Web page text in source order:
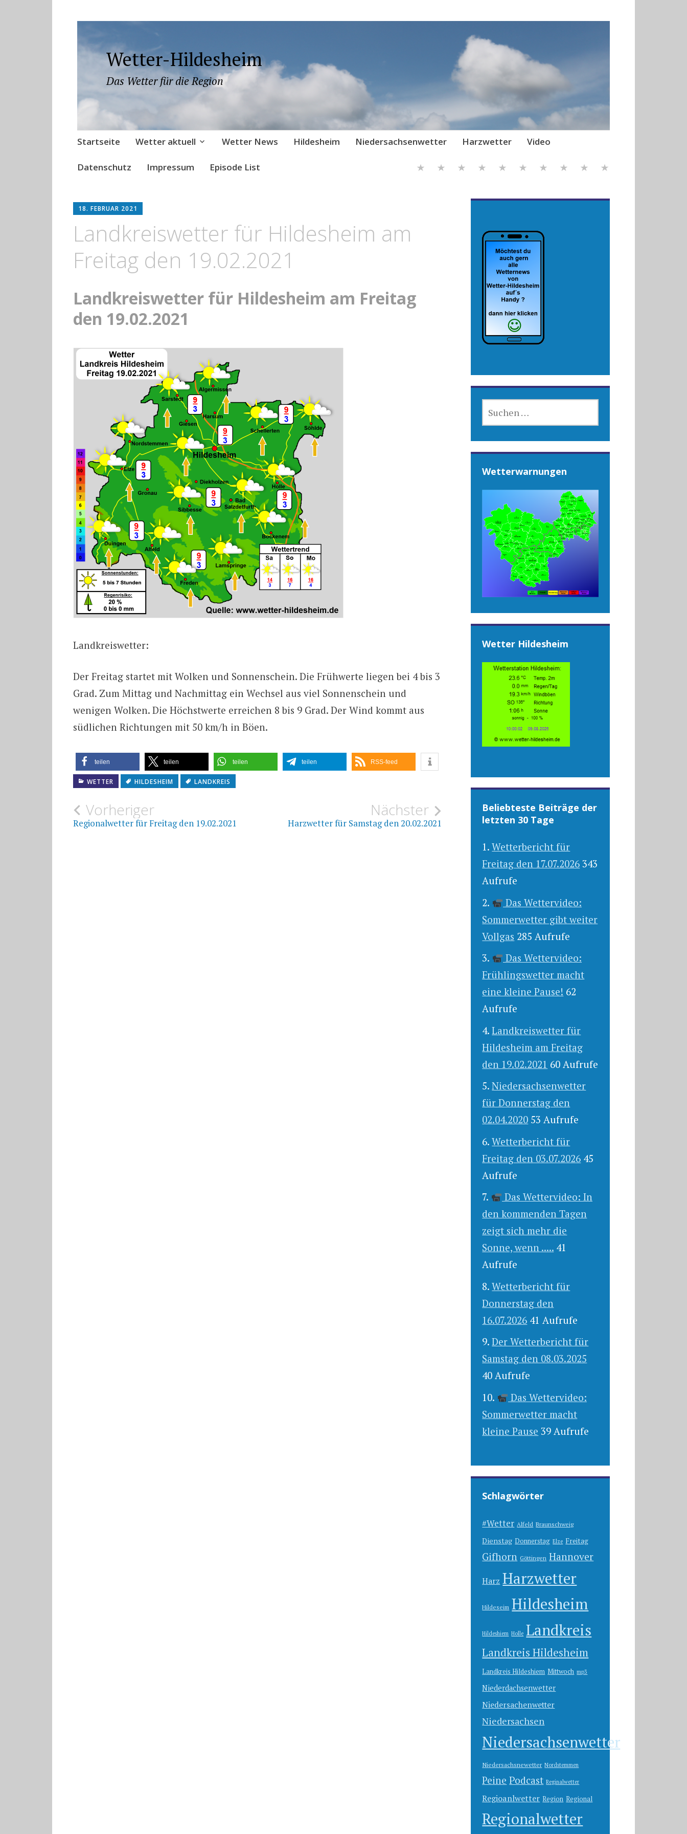
Wetter-Hildesheim
Das Wetter für die Region
Zum
springen
Startseite Wetter aktuell Wetter News Hildesheim Niedersachsenwetter Harzwetter Video
Datenschutz Impressum Episode List
18. FEBRUAR 2021
Landkreiswetter für Hildesheim am
Freitag den 19.02.2021
Landkreiswetter für Hildesheim am Freitag
den 19.02.2021
Landkreiswetter:
Der Freitag startet mit Wolken und Sonnenschein. Die Frühwerte liegen bei 4 bis 3
Grad. Zum Mittag und Nachmittag ein Wechsel aus viel Sonnenschein und
wenigen Wolken. Die Höchstwerte erreichen 8 bis 9 Grad. Der Wind kommt aus
südlichen Richtungen mit 50 km/h in Böen.
teilen teilen teilen teilen RSS-feed
WETTER HILDESHEIM LANDKREIS
Beitragsnavigation
Vorheriger
Regionalwetter für Freitag den 19.02.2021
Nächster
Harzwetter für Samstag den 20.02.2021
NACH:
Wetterwarnungen
Wetter Hildesheim
Beliebteste Beiträge der
letzten 30 Tage
Wetterbericht für
Freitag den 17.07.2026 343
Aufrufe
Das Wettervideo:
Sommerwetter gibt weiter
Vollgas 285 Aufrufe
Das Wettervideo:
Frühlingswetter macht
eine kleine Pause! 62
Aufrufe
Landkreiswetter für
Hildesheim am Freitag
den 19.02.2021 60 Aufrufe
Niedersachsenwetter
für Donnerstag den
02.04.2020 53 Aufrufe
Wetterbericht für
Freitag den 03.07.2026 45
Aufrufe
Das Wettervideo: In
den kommenden Tagen
zeigt sich mehr die
Sonne, wenn ..... 41
Aufrufe
Wetterbericht für
Donnerstag den
16.07.2026 41 Aufrufe
Der Wetterbericht für
Samstag den 08.03.2025
40 Aufrufe
Das Wettervideo:
Sommerwetter macht
kleine Pause 39 Aufrufe
Schlagwörter
#Wetter Alfeld Braunschweig
Dienstag Donnerstag Elze Freitag
Gifhorn Göttingen Hannover
Harz Harzwetter
Hildeseim Hildesheim
Hildeshiem Holle Landkreis
Landkreis Hildesheim
Landkreis Hildeshiem Mittwoch mp3
Niederdachsenwetter
Niedersachenwetter
Niedersachsen
Niedersachsenwetter
Niedersachsnewetter Nordstemmen
Peine Podcast Reginalwetter
Regioanlwetter Region Regional
Regionalwetter